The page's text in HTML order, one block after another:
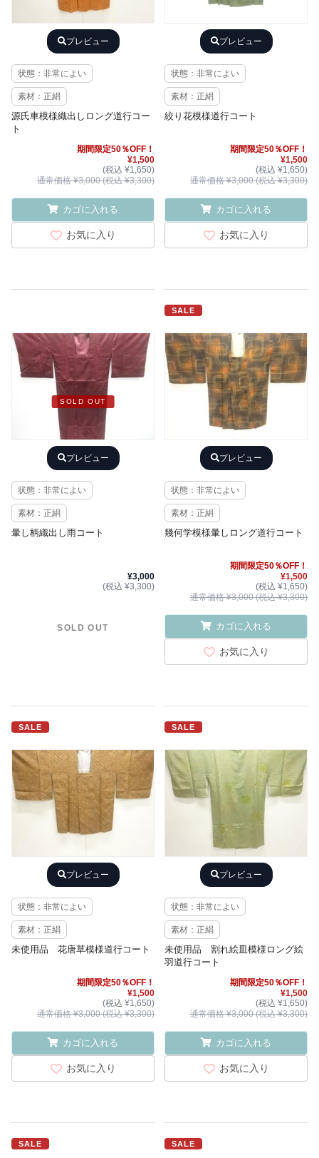
プレビュー
状態：非常によい
素材：正絹
源氏車模様織出しロング道行コー
ト
期間限定50％OFF！
¥1,500
(税込 ¥1,650)
通常価格 ¥3,000 (税込 ¥3,300)
カゴに入れる
お気に入り
プレビュー
状態：非常によい
素材：正絹
絞り花模様道行コート
期間限定50％OFF！
¥1,500
(税込 ¥1,650)
通常価格 ¥3,000 (税込 ¥3,300)
カゴに入れる
お気に入り
SOLD OUT
プレビュー
状態：非常によい
素材：正絹
暈し柄織出し雨コート
¥3,000
(税込 ¥3,300)
SOLD OUT
SALE
プレビュー
状態：非常によい
素材：正絹
幾何学模様暈しロング道行コート
期間限定50％OFF！
¥1,500
(税込 ¥1,650)
通常価格 ¥3,000 (税込 ¥3,300)
カゴに入れる
お気に入り
SALE
プレビュー
状態：非常によい
素材：正絹
未使用品 花唐草模様道行コート
期間限定50％OFF！
¥1,500
(税込 ¥1,650)
通常価格 ¥3,000 (税込 ¥3,300)
カゴに入れる
お気に入り
SALE
プレビュー
状態：非常によい
素材：正絹
未使用品 割れ絵皿模様ロング絵
羽道行コート
期間限定50％OFF！
¥1,500
(税込 ¥1,650)
通常価格 ¥3,000 (税込 ¥3,300)
カゴに入れる
お気に入り
SALE SALE